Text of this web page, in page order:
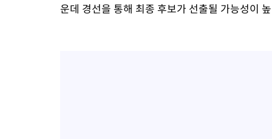
운데 경선을 통해 최종 후보가 선출될 가능성이